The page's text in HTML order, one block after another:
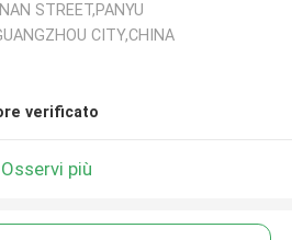
STREET,PANYU
CITY,CHINA
verificato
Osservi più